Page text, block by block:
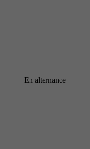
En alternance